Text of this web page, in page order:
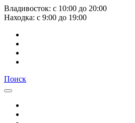
Владивосток: с 10:00 до 20:00
Находка: с 9:00 до 19:00
Поиск